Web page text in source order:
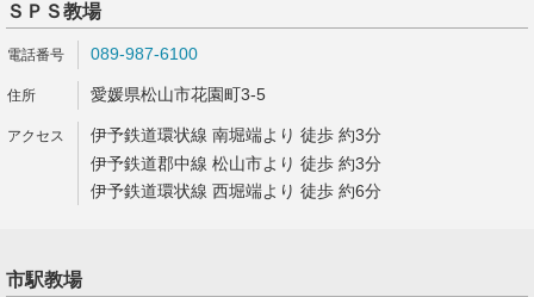
ＳＰＳ教場
089-987-6100
愛媛県松山市花園町3-5
伊予鉄道環状線 南堀端より 徒歩 約3分
伊予鉄道郡中線 松山市より 徒歩 約3分
伊予鉄道環状線 西堀端より 徒歩 約6分
市駅教場